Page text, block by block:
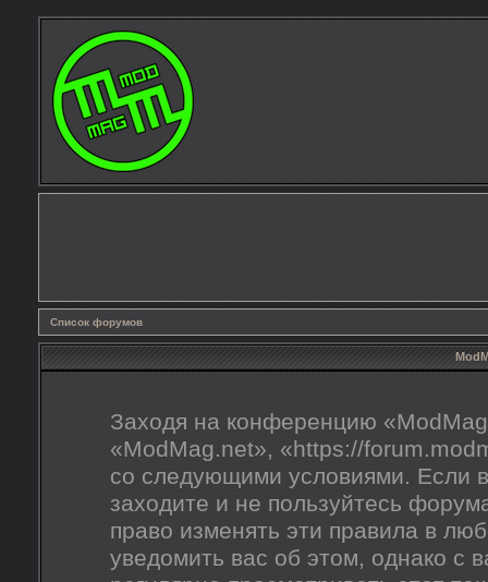
Список форумов
Заходя на конференцию
«ModMag.net», «https://
со следующими условиями. Если
заходите и не пользуйтесь
право изменять эти правила в
уведомить вас об этом, однако